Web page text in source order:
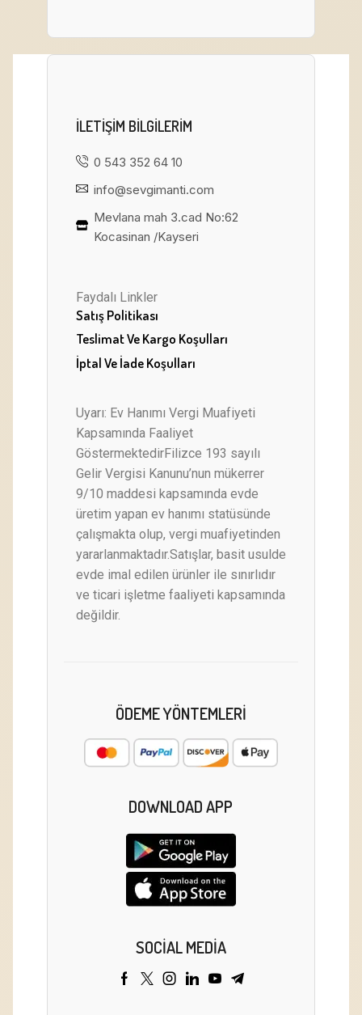
ILETIŞIM BILGILERIM
0 543 352 64 10
info@sevgimanti.com
Mevlana mah 3.cad No:62
Kocasinan /Kayseri
Faydalı Linkler
Satış Politikası
Teslimat Ve Kargo Koşulları
İptal Ve İade Koşulları
Uyarı: Ev Hanımı Vergi Muafiyeti
Kapsamında Faaliyet
GöstermektedirFilizce 193 sayılı
Gelir Vergisi Kanunu’nun mükerrer
9/10 maddesi kapsamında evde
üretim yapan ev hanımı statüsünde
çalışmakta olup, vergi muafiyetinden
yararlanmaktadır.Satışlar, basit usulde
evde imal edilen ürünler ile sınırlıdır
ve ticari işletme faaliyeti kapsamında
değildir.
ÖDEME YÖNTEMLERI
DOWNLOAD APP
SOCIAL MEDIA